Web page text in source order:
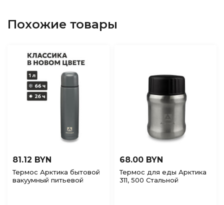
Похожие товары
81.12 BYN
Термос Арктика бытовой
вакуумный питьевой
68.00 BYN
Термос для еды Арктика
311, 500 Стальной